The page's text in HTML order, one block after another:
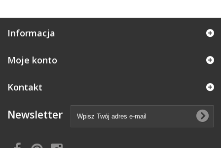
Informacja
Moje konto
Kontakt
Newsletter